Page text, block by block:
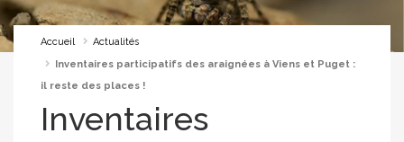
Accueil
Actualités
Inventaires participatifs des araignées à Viens et Puget :
il reste des places !
Inventaires